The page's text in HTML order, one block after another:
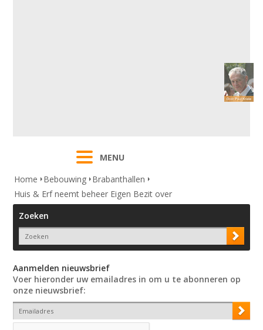
MENU
Home
Bebouwing Brabanthallen
Huis & Erf neemt beheer Eigen Bezit over
Zoeken
Aanmelden nieuwsbrief
Voer hieronder uw emailadres in om u te abonneren op
onze nieuwsbrief: